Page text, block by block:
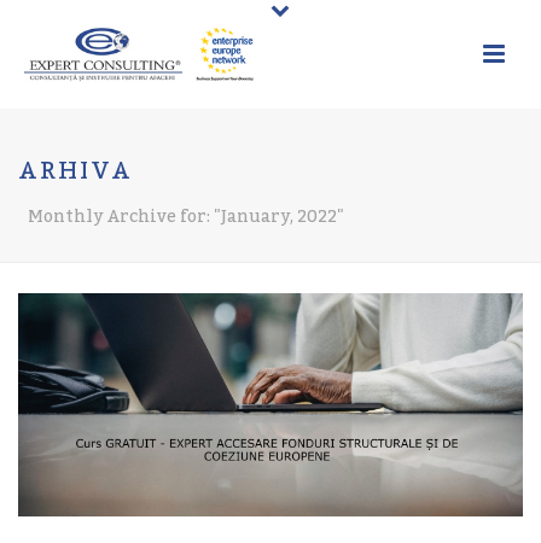
ARHIVA
Monthly Archive for: "January, 2022"